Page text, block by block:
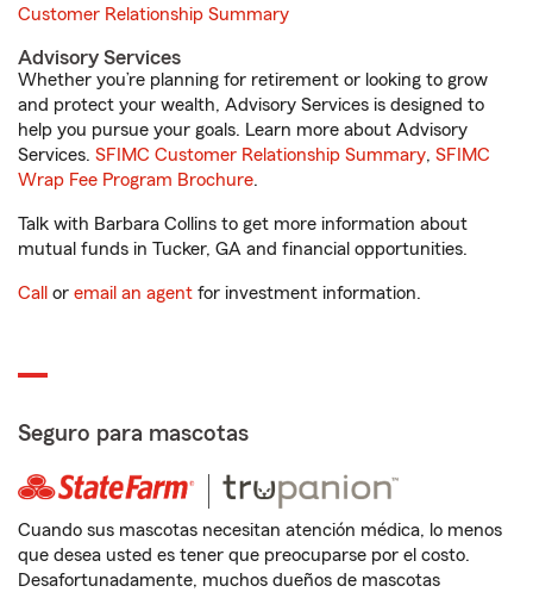
Customer Relationship Summary
Advisory Services
Whether you’re planning for retirement or looking to grow
and protect your wealth, Advisory Services is designed to
help you pursue your goals. Learn more about Advisory
Services. SFIMC Customer Relationship Summary, SFIMC
Wrap Fee Program Brochure.
Talk with Barbara Collins to get more information about
mutual funds in Tucker, GA and financial opportunities.
Call or email an agent for investment information.
Seguro para mascotas
Cuando sus mascotas necesitan atención médica, lo menos
que desea usted es tener que preocuparse por el costo.
Desafortunadamente, muchos dueños de mascotas